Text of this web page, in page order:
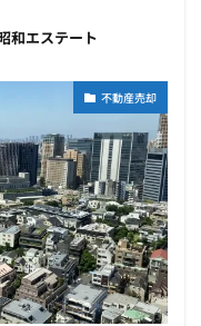
和エステート
不動産売却